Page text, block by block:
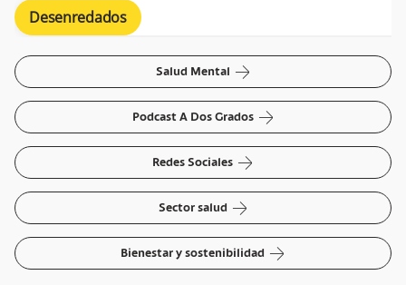
Desenredados
Salud Mental arrow-right
Podcast A Dos Grados arrow-right
Redes Sociales arrow-right
Sector salud arrow-right
Bienestar y sostenibilidad arrow-right